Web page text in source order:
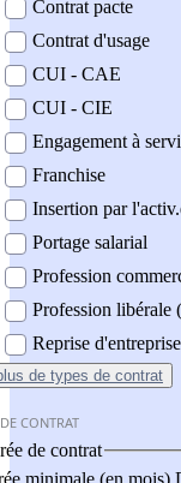
Contrat pacte
Contrat d'usage
CUI - CAE
CUI - CIE
Engagement à
Franchise
Insertion par
Portage salarial
Profession
Profession libérale
Reprise d'entreprise
de types de contrat
CONTRAT
de contrat
minimale (en mois)